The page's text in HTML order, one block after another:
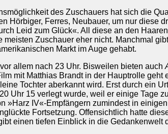
des Zuschauers hat sich die
Hörbiger, Ferres, Neubauer, um nur diese
Leid zum Glück«. All diese an den
Zuschauer eher nicht. Manchmal
Markt im Auge gehabt.
allem nach 23 Uhr. Bisweilen bieten auch
mit Matthias Brandt in der Hauptrolle
Tochter aberkannt wird. Erst durch ein
Uhr 15 verlegt wurde, weil er einige Tage
»Harz IV«-Empfängern zumindest in
Fortsetzung. Offensichtlich hatte
einen tiefen Einblick in die Gedankenwelt